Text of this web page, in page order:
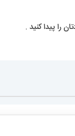
را پیدا کنید .